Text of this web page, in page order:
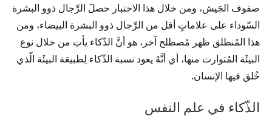
صفوف الجَيش، ومن خلال هذا الاختبار حصلَ الرِّجال ذوو البشرة
السّوداء على علاماتٍ أقل من الرِّجال ذوو البشرة البيضاء، ومن
هذا المُنطلق ظهر مُصطلح آخر، هو أنَّ الذّكاء يأتِ من خلال نوع
البيئَة المُتوارث منها، أي أنَّهُ يعود نسبة الذّكاء لِطبيعَة البيئَة الّذي
خُلق فيها الإنسان.
الذّكاء في علم النفس